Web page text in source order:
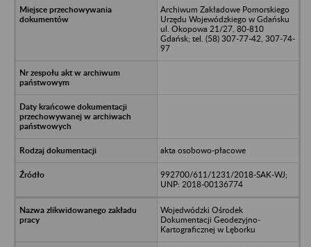
Archiwum Zakładowe Pomorskiego
Urzędu Wojewódzkiego w Gdańsku
ul. Okopowa 21/27, 80-810
Gdańsk; tel. (58) 307-77-42, 307-74-
97
akta osobowo-płacowe
992700/611/1231/2018-SAK-WJ;
UNP: 2018-00136774
Wojedwódzki Ośrodek
Dokumentacji Geodezyjno-
Kartograficznej w Lęborku